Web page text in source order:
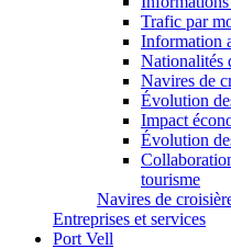
Trafic par
Information
Nationalités
Navires de
Évolution
Impact
Évolution
tourisme
Navires de
Entreprises et services
Port Vell